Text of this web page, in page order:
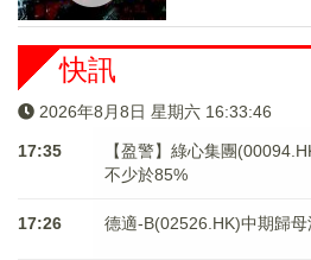
快訊
2026年8月8日 星期六 16:33:47
17:35
【盈警】綠心集團
不少於85%
17:26 德適-B(02526.HK)中期歸